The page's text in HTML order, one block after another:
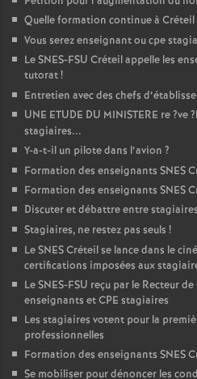
Quelle formation continue à Créteil
Vous serez enseignant ou cpe
LeSNES-FSU Créteil appelle les
tutorat!
Entretien avec des chefs
UNE ETUDE DU MINISTERE re?ve
stagiaires...
Y-a-t-il un pilote dans l’avion ?
Formation des enseignants SNES
Formation des enseignants SNES
Discuter et débattre entre
Stagiaires, ne restez pas seuls !
LeSNESCréteil se lance dans le
certifications imposées aux
LeSNES-FSU reçu par le Recteur
enseignants etCPE stagiaires
Les stagiaires votent pour la
professionnelles
Formation des enseignants SNES
Se mobiliser pour dénoncer les